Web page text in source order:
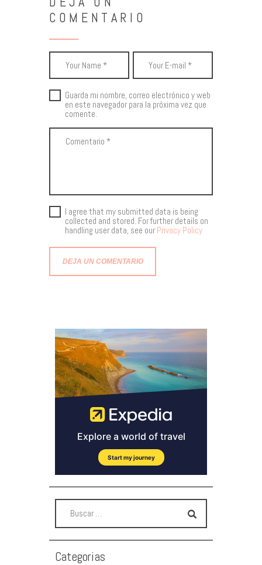
COMENTARIO
Guarda mi nombre, correo electrónico y web
en este navegador para la próxima vez que
comente.
I agree that my submitted data is being
collected and stored. For further details on
handling user data, see our Privacy Policy
Categorias